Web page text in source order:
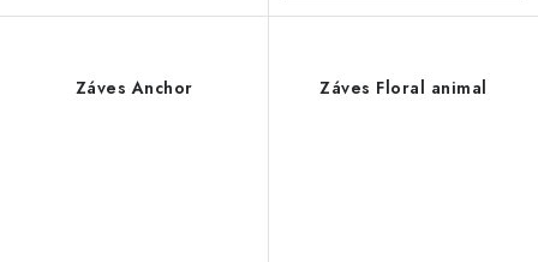
Záves Anchor Záves Floral animal